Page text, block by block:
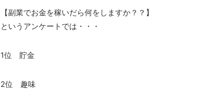
【副業でお金を稼いだら何をしますか？？】
というアンケートでは・・・
1位 貯金
2位 趣味